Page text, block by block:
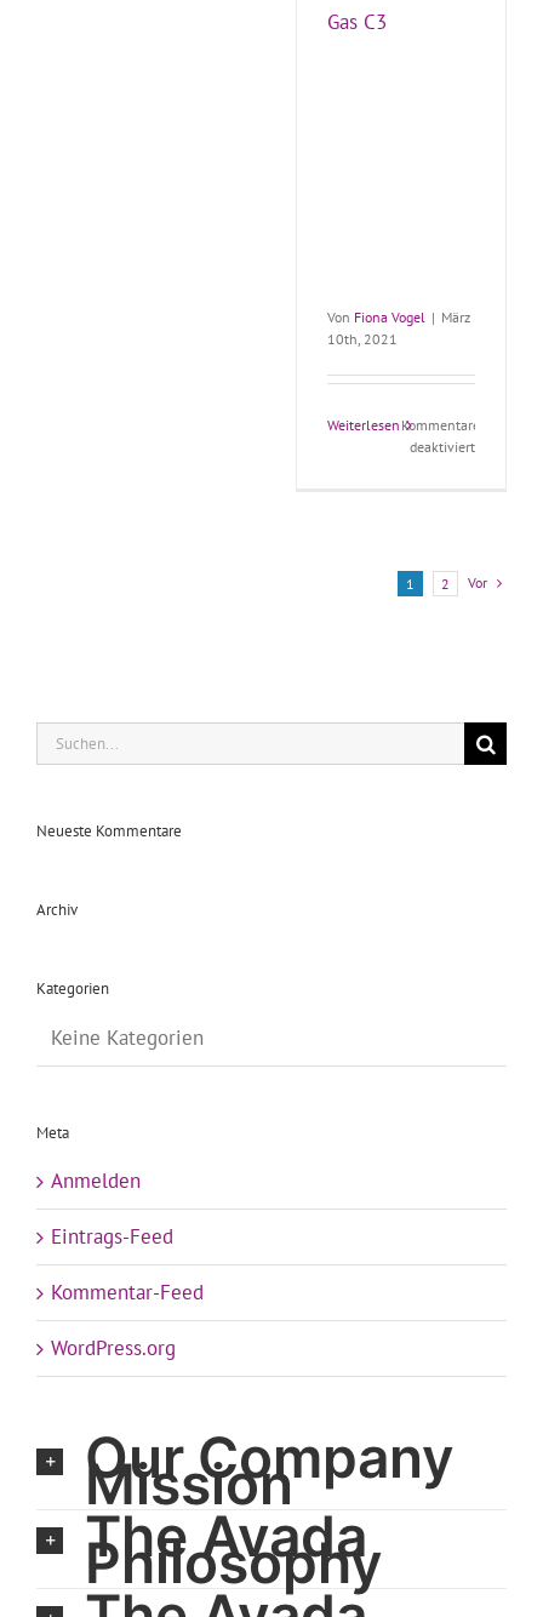
Gas C3
Von Fiona Vogel | März
10th, 2021
Weiterlesen Kommentare
deaktiviertfür
1 2 Vor
Suche
nach:
Neueste Kommentare
Archiv
Kategorien
Keine Kategorien
Meta
Anmelden
Eintrags-Feed
Kommentar-Feed
WordPress.org
Our Company
Mission
The Avada
Philosophy